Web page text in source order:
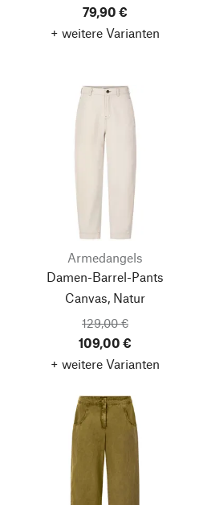
79,90 €
+ weitere Varianten
Armedangels
Damen-Barrel-Pants
Canvas, Natur
129,00 €
109,00 €
+ weitere Varianten